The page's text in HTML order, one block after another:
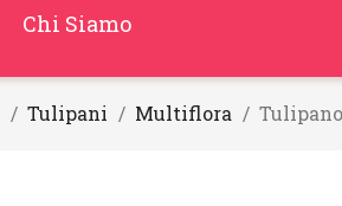
Chi Siamo
Tulipani Multiflora